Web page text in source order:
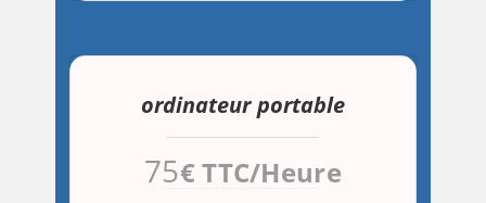
ordinateur portable
75€ TTC/Heure